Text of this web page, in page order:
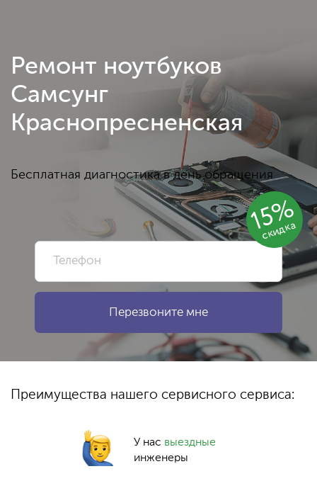
15%
скидка
Ремонт ноутбуков
Самсунг
Краснопресненская
Бесплатная диагностика в день обращения
Преимущества нашего сервисного сервиса:
У нас выездные
инженеры